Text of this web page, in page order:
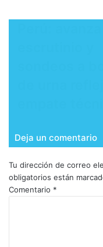
Deja un comentario
Tu dirección de correo
obligatorios están
Comentario *